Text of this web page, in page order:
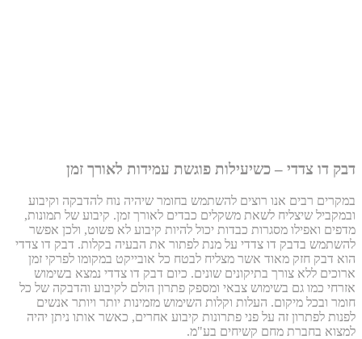
דבק דו צדדי – כשיעילות פוגשת עמידות לאורך זמן
במקרים רבים אנו רוצים להשתמש בחומר שיהיה נוח להדבקה וקיבוע
ובמקביל שיצליח לשאת משקלים כבדים לאורך זמן. קיבוע של תמונות,
מדפים ואפילו מסגרות כבדות יכול להיות קיבוע לא פשוט, ולכן אפשר
להשתמש בדבק דו צדדי על מנת לפתור את הבעיה בקלות. דבק דו צדדי
הוא דבק חזק מאוד אשר מצליח לבטח כל אובייקט במקומו לפרקי זמן
ארוכים ללא צורך בתיקונים שונים. כיום דבק דו צדדי נמצא בשימוש
אזרחי כמו גם בשימוש צבאי ומספק פתרון הולם לקיבוע והדבקה של כל
חומר ובכל מיקום. העלות וקלות השימוש מזמינות יותר ויותר אנשים
לפנות לפתרון זה על פני פתרונות קיבוע אחרים, כאשר אותו ניתן יהיה
למצוא בחברת מחם קשיחים בע"מ.